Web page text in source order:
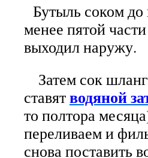
Бутыль соком до
менее пятой
выходил наружу.
Затем сок
ставятводяной
то полтора
переливаем и
снова поставить